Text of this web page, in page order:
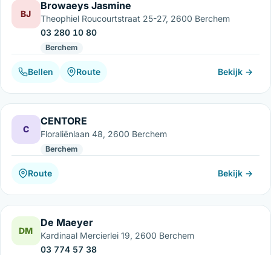
BJ
Browaeys Jasmine
Theophiel Roucourtstraat 25-27, 2600 Berchem
03 280 10 80
Berchem
Bellen Route Bekijk →
C
CENTORE
Floraliënlaan 48, 2600 Berchem
Berchem
Route Bekijk →
DM
De Maeyer
Kardinaal Mercierlei 19, 2600 Berchem
03 774 57 38